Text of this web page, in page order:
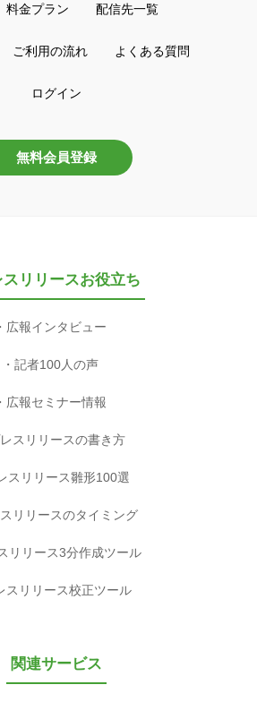
料金プラン 配信先一覧
ご利用の流れ よくある質問
ログイン
無料会員登録
スリリースお役立ち
広報インタビュー
記者100人の声
広報セミナー情報
スリリースの書き方
スリリース雛形100選
リリースのタイミング
リリース3分作成ツール
スリリース校正ツール
関連サービス